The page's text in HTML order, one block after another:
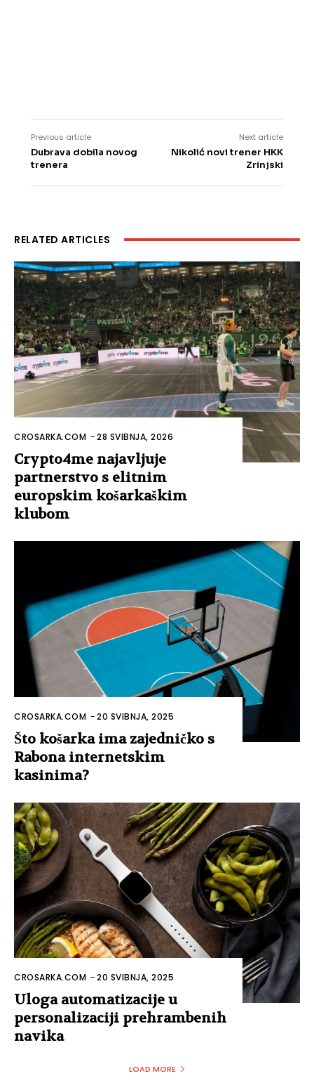
Previous article
Dubrava dobila novog
trenera
Next article
Nikolić novi trener HKK
Zrinjski
RELATED ARTICLES
CROSARKA.COM -28 SVIBNJA, 2026
Crypto4me najavljuje
partnerstvo s elitnim
europskim košarkaškim
klubom
CROSARKA.COM -20 SVIBNJA, 2025
Što košarka ima zajedničko s
Rabona internetskim
kasinima?
CROSARKA.COM -20 SVIBNJA, 2025
Uloga automatizacije u
personalizaciji prehrambenih
navika
LOAD MORE